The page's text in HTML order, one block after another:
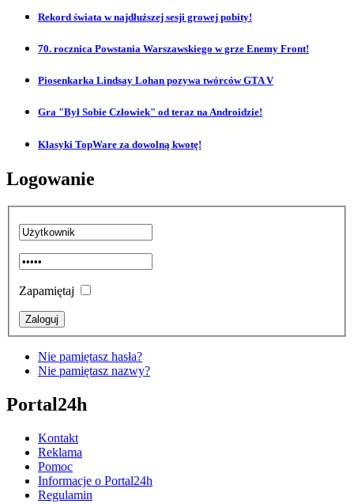
Rekord świata w najdłuższej sesji growej pobity!
70. rocznica Powstania Warszawskiego w grze Enemy Front!
Piosenkarka Lindsay Lohan pozywa twórców GTA V
Gra "Był Sobie Człowiek" od teraz na Androidzie!
Klasyki TopWare za dowolną kwotę!
Logowanie
Zapamiętaj
Nie pamiętasz hasła?
Nie pamiętasz nazwy?
Portal24h
Kontakt
Reklama
Pomoc
Informacje o Portal24h
Regulamin